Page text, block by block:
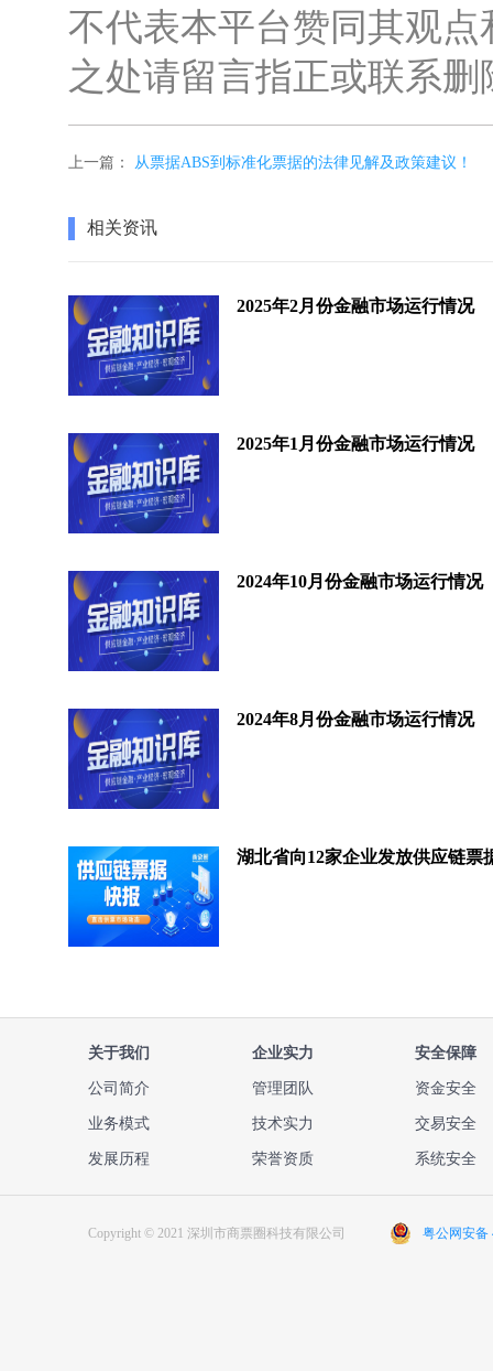
不代表本平台赞同其观
之处请留言指正或联系删
上一篇： 从票据ABS到标准化票据的法律见解及政策建议！
相关资讯
2025年2月份金融市场运行情况
2025年1月份金融市场运行情况
2024年10月份金融市场运行情况
2024年8月份金融市场运行情况
关于我们
公司简介
业务模式
发展历程
企业实力
管理团队
技术实力
荣誉资质
安全保障
资金安全
交易安全
系统安全
Copyright © 2021 深圳市商票圈科技有限公司 粤公网安备